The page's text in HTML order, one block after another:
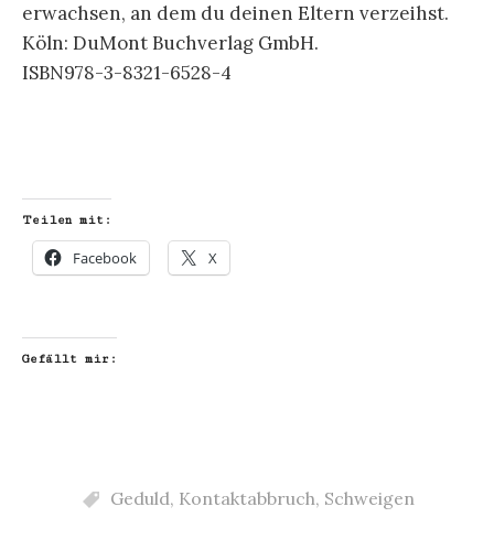
erwachsen, an dem du deinen Eltern verzeihst.
Köln: DuMont Buchverlag GmbH.
ISBN978-3-8321-6528-4
Teilen mit:
Facebook X
Gefällt mir:
Geduld, Kontaktabbruch, Schweigen